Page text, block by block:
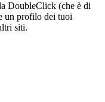
DoubleClick (che è di
un profilo dei tuoi
siti.